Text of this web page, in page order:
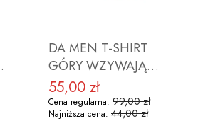
DA MEN T-SHIRT
GÓRY WZYWAJĄ
Cena promocyjna
55,00 zł
Cena regularna: 99,00 zł
Najniższa cena: 44,00 zł